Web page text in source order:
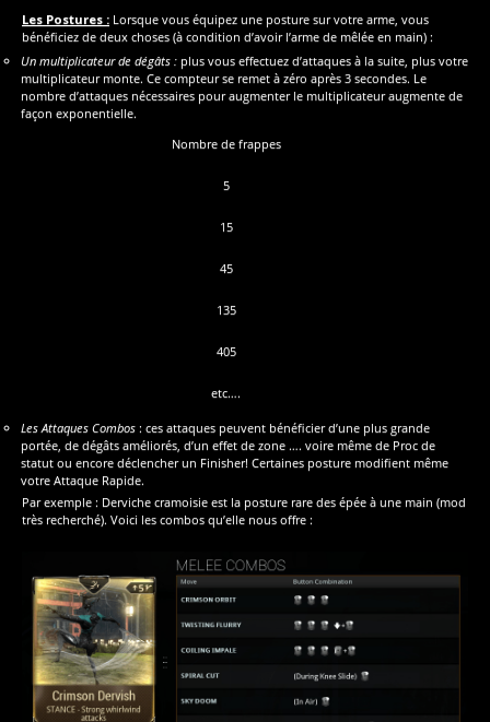
Les Postures : Lorsque vous équipez une posture sur votre arme, vous
bénéficiez de deux choses (à condition d’avoir l’arme de mêlée en main) :
Un multiplicateur de dégâts : plus vous effectuez d’attaques à la suite, plus votre
multiplicateur monte. Ce compteur se remet à zéro après 3 secondes. Le
nombre d’attaques nécessaires pour augmenter le multiplicateur augmente de
façon exponentielle.
Nombre de frappes
5
15
45
135
405
etc….
Les Attaques Combos : ces attaques peuvent bénéficier d’une plus grande
portée, de dégâts améliorés, d’un effet de zone …. voire même de Proc de
statut ou encore déclencher un Finisher! Certaines posture modifient même
votre Attaque Rapide.
Par exemple : Derviche cramoisie est la posture rare des épée à une main (mod
très recherché). Voici les combos qu’elle nous offre :